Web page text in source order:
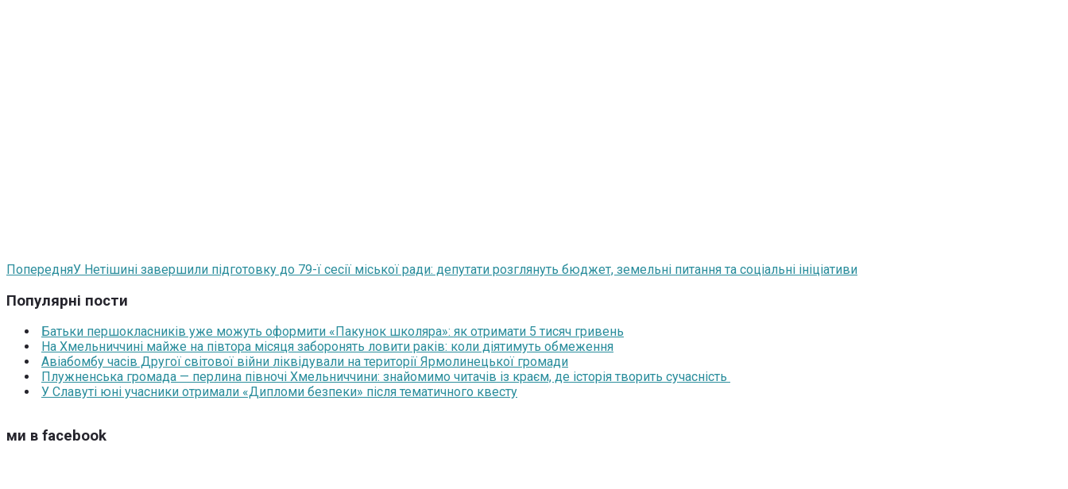
ПопередняУ Нетішині завершили підготовку до 79-ї сесії міської ради: депутати розглянуть бюджет, земельні питання та соціальні ініціативи
Популярні пости
Батьки першокласників уже можуть оформити «Пакунок школяра»: як отримати 5 тисяч гривень
На Хмельниччині майже на півтора місяця заборонять ловити раків: коли діятимуть обмеження
Авіабомбу часів Другої світової війни ліквідували на території Ярмолинецької громади
Плужненська громада — перлина півночі Хмельниччини: знайомимо читачів із краєм, де історія творить сучасність
У Славуті юні учасники отримали «Дипломи безпеки» після тематичного квесту
ми в facebook